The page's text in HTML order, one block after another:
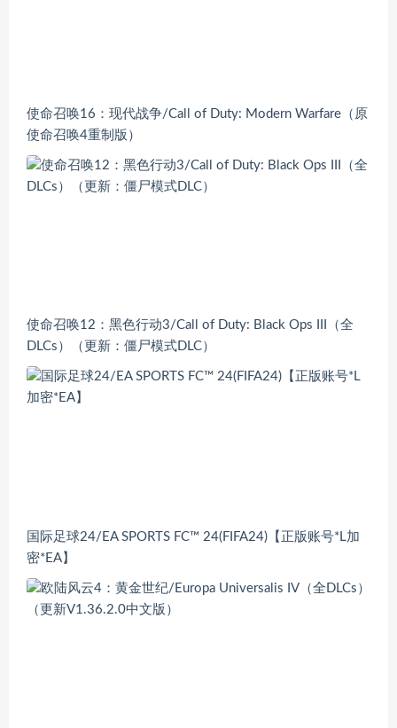
使命召唤16：现代战争/Call of Duty: Modern Warfare（原
使命召唤4重制版）
使命召唤12：黑色行动3/Call of Duty: Black Ops III（全
DLCs）（更新：僵尸模式DLC）
国际足球24/EA SPORTS FC™ 24(FIFA24)【正版账号*L加
密*EA】